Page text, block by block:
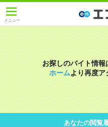
メニュー
お探しのバイト情報
ホームより再度ア
あなたの閲覧